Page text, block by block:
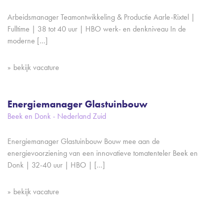
Arbeidsmanager Teamontwikkeling & Productie Aarle-Rixtel |
Fulltime | 38 tot 40 uur | HBO werk- en denkniveau In de
moderne […]
bekijk vacature
Energiemanager Glastuinbouw
Beek en Donk - Nederland Zuid
Energiemanager Glastuinbouw Bouw mee aan de
energievoorziening van een innovatieve tomatenteler Beek en
Donk | 32-40 uur | HBO | […]
bekijk vacature